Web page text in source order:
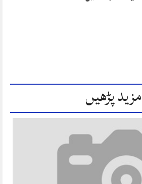
مزید پڑھیں